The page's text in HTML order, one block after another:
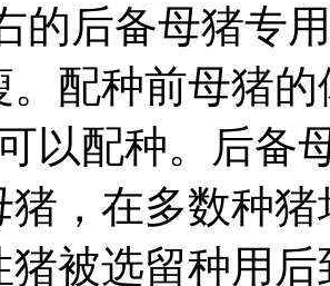
的后备母猪专
。配种前母猪
以配种。后备
猪，在多数种
猪被选留种用